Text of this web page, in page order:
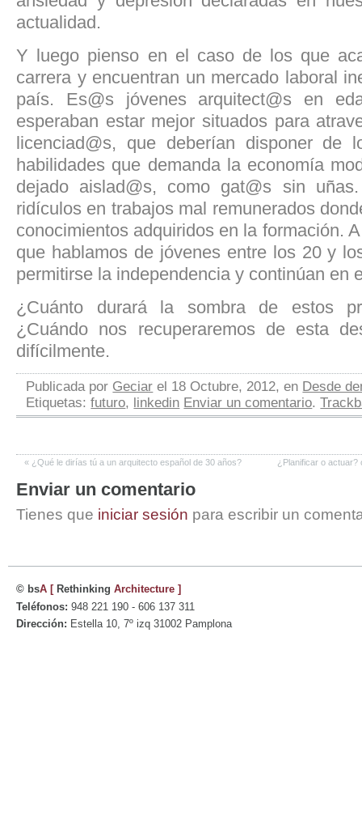
actualidad.
Y luego pienso en el caso de los que
carrera y encuentran un mercado laboral
país. Es@s jóvenes arquitect@s en
esperaban estar mejor situados para
licenciad@s, que deberían disponer de
habilidades que demanda la economía
dejado aislad@s, como gat@s sin
ridículos en trabajos mal remunerados
conocimientos adquiridos en la formación.
que hablamos de jóvenes entre los 20 y
permitirse la independencia y continúan en
¿Cuánto durará la sombra de estos
¿Cuándo nos recuperaremos de esta
difícilmente.
Publicada por Geciar el 18 Octubre, 2012, en Desde
Etiquetas:futuro, linkedin Enviar un comentario.
« ¿Qué le dirías tú a un arquitecto español de 30 años? ¿Planificar o actuar?
Enviar un comentario
Tienes que iniciar sesión para escribir un
© bsA [Rethinking Architecture ]
Teléfonos: 948 221 190 - 606 137 311
Dirección: Estella 10, 7º izq 31002 Pamplona